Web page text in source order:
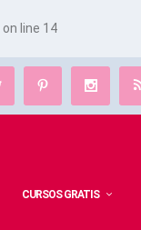
on line 14
CURSOS GRATIS